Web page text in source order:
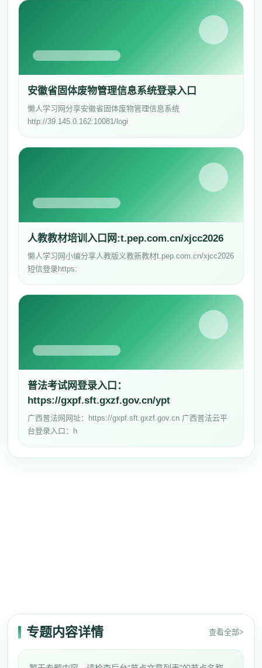
安徽省固体废物管理信息系统登录入口
懒人学习网分享安徽省固体废物管理信息系统
http://39.145.0.162:10081/logi
人教教材培训入口网:t.pep.com.cn/xjcc2026
懒人学习网小编分享人教版义教新教材t.pep.com.cn/xjcc2026
短信登录https:
普法考试网登录入口：
https://gxpf.sft.gxzf.gov.cn/ypt
广西普法网网址：https://gxpf.sft.gxzf.gov.cn 广西普法云平
台登录入口：h
专题内容详情 查看全部>